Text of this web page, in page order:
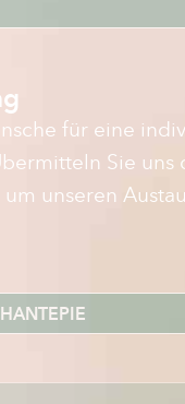
für eine
Sie uns
um unseren